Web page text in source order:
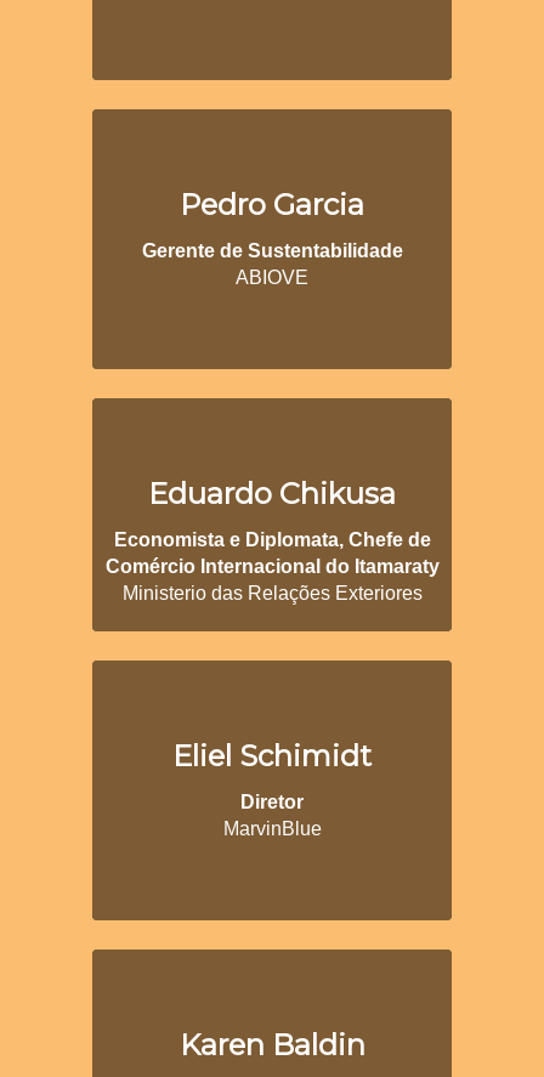
Pedro Garcia
Gerente de Sustentabilidade
ABIOVE
Eduardo Chikusa
Economista e Diplomata, Chefe de
Comércio Internacional do Itamaraty
Ministerio das Relações Exteriores
Eliel Schimidt
Diretor
MarvinBlue
Karen Baldin